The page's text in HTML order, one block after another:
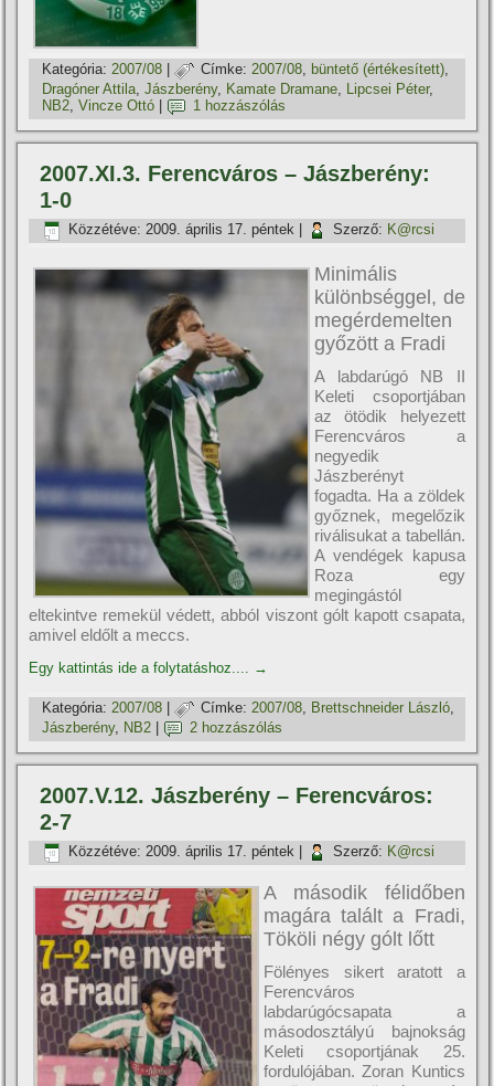
Kategória: 2007/08 | Címke: 2007/08, büntető (értékesí­tett),
Dragóner Attila ,Jászberény, Kamate Dramane Lipcsei Péter,
NB2,Vincze Ottó 1 hozzászólás
2007.XI.3. Ferencváros – Jászberény:
1-0
Közzétéve: 2009. április 17. péntek Szerző: K@rcsi
Minimális
különbséggel, de
megérdemelten
győzött a Fradi
A labdarúgó NB II
Keleti csoportjában
az ötödik helyezett
Ferencváros a
negyedik
Jászberényt
fogadta. Ha a zöldek
győznek, megelőzik
riválisukat a tabellán.
A vendégek kapusa
Roza egy
megingástól
eltekintve remekül védett, abból viszont gólt kapott csapata,
amivel eldőlt a meccs.
Egy kattintás ide a folytatáshoz.... →
Kategória: 2007/08 | Címke: 2007/08, Brettschneider László,
Jászberény, NB2 2 hozzászólás
2007.V.12. Jászberény – Ferencváros:
2-7
Közzétéve: 2009. április 17. péntek Szerző: K@rcsi
A második félidőben
magára talált a Fradi,
Tököli négy gólt lőtt
Fölényes sikert aratott a
Ferencváros
labdarúgócsapata a
másodosztályú bajnokság
Keleti csoportjának 25.
fordulójában. Zoran Kuntics